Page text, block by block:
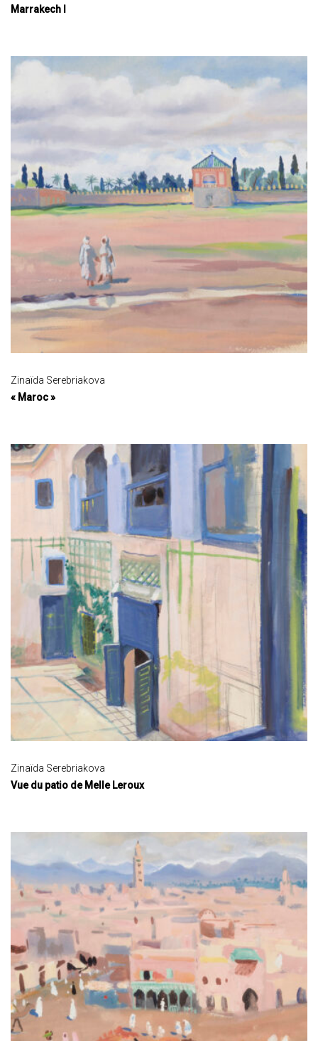
Marrakech I
Zinaïda Serebriakova
« Maroc »
Zinaïda Serebriakova
Vue du patio de Melle Leroux